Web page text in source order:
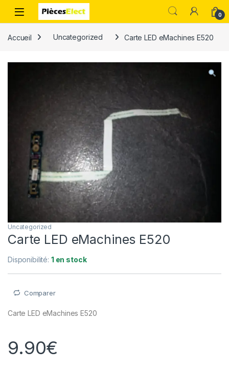
0
Accueil Uncategorized Carte LED eMachines E520
Uncategorized
Carte LED eMachines E520
Disponibilité: 1 en stock
Comparer
Carte LED eMachines E520
9.90€